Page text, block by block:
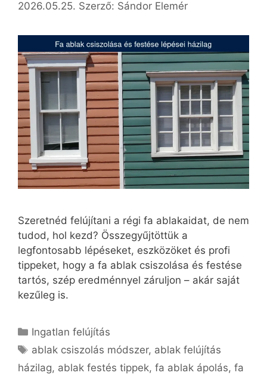
2026.05.25. Szerző: Sándor Elemér
Szeretnéd felújítani a régi fa ablakaidat, de nem
tudod, hol kezd? Összegyűjtöttük a
legfontosabb lépéseket, eszközöket és profi
tippeket, hogy a fa ablak csiszolása és festése
tartós, szép eredménnyel záruljon – akár saját
kezűleg is.
Kategória
Ingatlan felújítás
Címkék
ablak csiszolás módszer, ablak felújítás
házilag, ablak festés tippek, fa ablak ápolás, fa